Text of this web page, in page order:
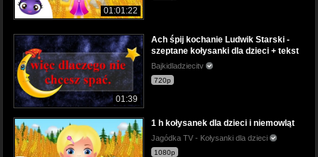
01:01:22
01:39
Ach śpij kochanie Ludwik Starski -
szeptane kołysanki dla dzieci + tekst
Bajkidladziecitv
720p
1 h kołysanek dla dzieci i niemowląt
Jagódka TV - Kołysanki dla dzieci
1080p